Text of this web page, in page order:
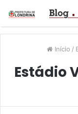
Início /
Estádio